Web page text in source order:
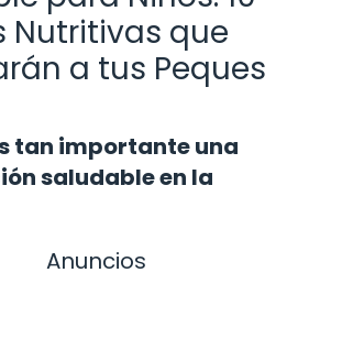
Nutritivas que
a tus Peques
tan importante una
saludable en la
Anuncios